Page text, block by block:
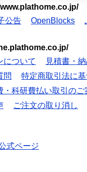
公告 OpenBlocks
について
見積書・
問
特定商取引法に
・科研費払い取引のご
ご注文の取り消し
式ページ